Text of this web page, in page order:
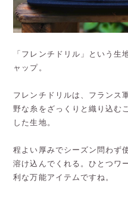
「フレンチドリル」という生
ャップ。
フレンチドリルは、フランス
野な糸をざっくりと織り込む
した生地。
程よい厚みでシーズン問わず
溶け込んでくれる。ひとつワ
利な万能アイテムですね。